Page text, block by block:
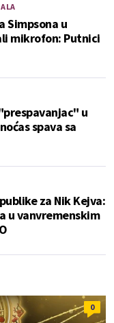
Simpsona u
mikrofon: Putnici
u
spava sa
za Nik Kejva:
u vanvremenskim
0